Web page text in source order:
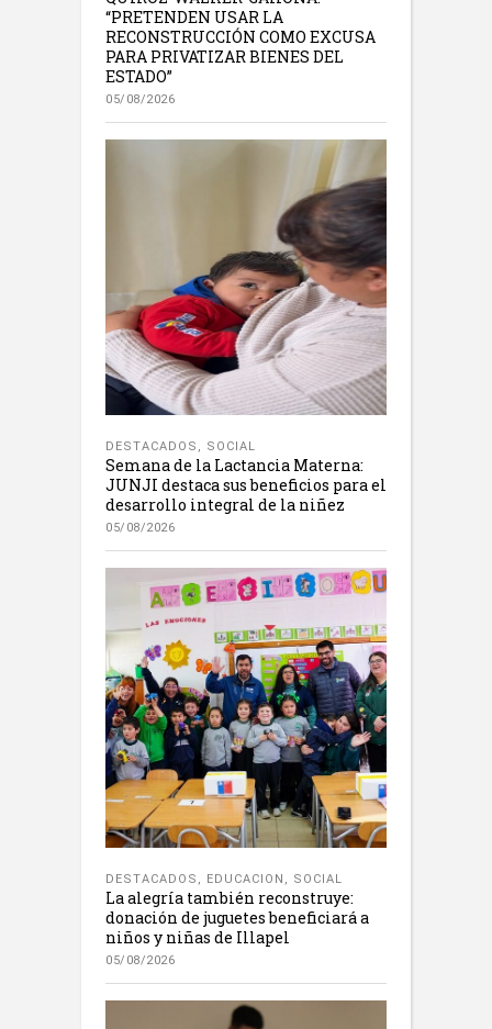
“PRETENDEN USAR LA
RECONSTRUCCIÓN COMO EXCUSA
PARA PRIVATIZAR BIENES DEL
ESTADO”
05/08/2026
DESTACADOS , SOCIAL
Semana de la Lactancia Materna:
JUNJI destaca sus beneficios para el
desarrollo integral de la niñez
05/08/2026
DESTACADOS , EDUCACION , SOCIAL
La alegría también reconstruye:
donación de juguetes beneficiará a
niños y niñas de Illapel
05/08/2026